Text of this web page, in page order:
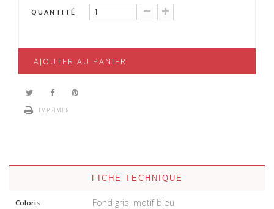
QUANTITÉ
AJOUTER AU PANIER
IMPRIMER
FICHE TECHNIQUE
Coloris Fond gris, motif bleu